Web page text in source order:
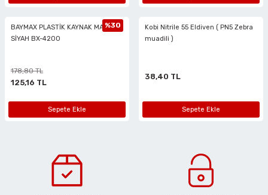
BAYMAX PLASTİK KAYNAK MASKESİ
SİYAH BX-4200
%30
178,80 TL
125,16 TL
Sepete Ekle
Kobi Nitrile 55 Eldiven ( PN5 Zebra
muadili )
38,40 TL
Sepete Ekle